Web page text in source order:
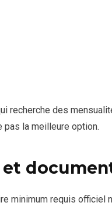
recherche des
pas la meilleure option.
minimum requis officiel